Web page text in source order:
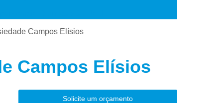
de Uso de Cocaína
de Uso de Drogas Sintéticas
de Uso de álcool
Campos Elísios
Campos Elísios
Solicite um orçamento